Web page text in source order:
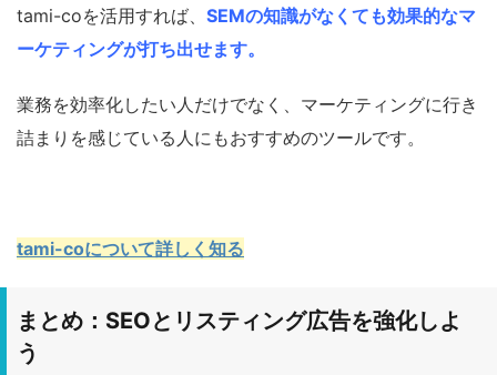
tami-coを活用すれば、 SEMの知識がなくても効果的なマ
ーケティングが打ち出せます。
業務を効率化したい人だけでなく、マーケティングに行き
詰まりを感じている人にもおすすめのツールです。
tami-coについて詳しく知る
まとめ：SEOとリスティング広告を強化しよ
う